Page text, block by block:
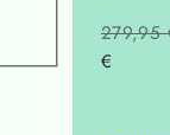
Preis
279,95
€